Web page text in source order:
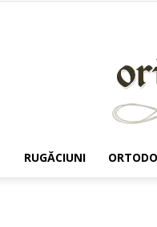
RUGĂCIUNI